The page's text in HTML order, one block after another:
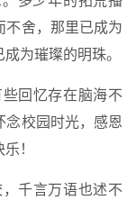
不舍，那里已成为
为璀璨的明珠。
回忆存在脑海不
念校园时光，感恩
！
千言万语也述不